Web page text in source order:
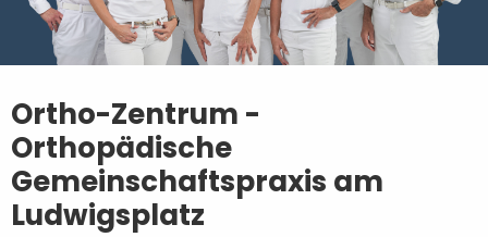
Ortho-Zentrum -
Orthopädische
Gemeinschaftspraxis am
Ludwigsplatz